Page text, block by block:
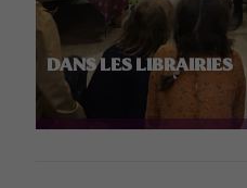
DANS LES LIBRAIRIES